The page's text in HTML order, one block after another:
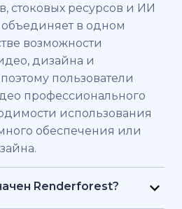
стоковых ресурсов и ИИ
в одном
возможности
дизайна и
пользователи
профессионального
использования
обеспечения или
Renderforest?